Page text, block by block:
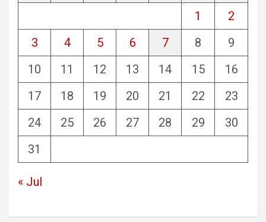
1
2
3
4 5 6 7 8
9
10
11 12 13 14 15
16
17
18 19 20 21 22
23
24
25 26 27 28 29
30
31
« Jul